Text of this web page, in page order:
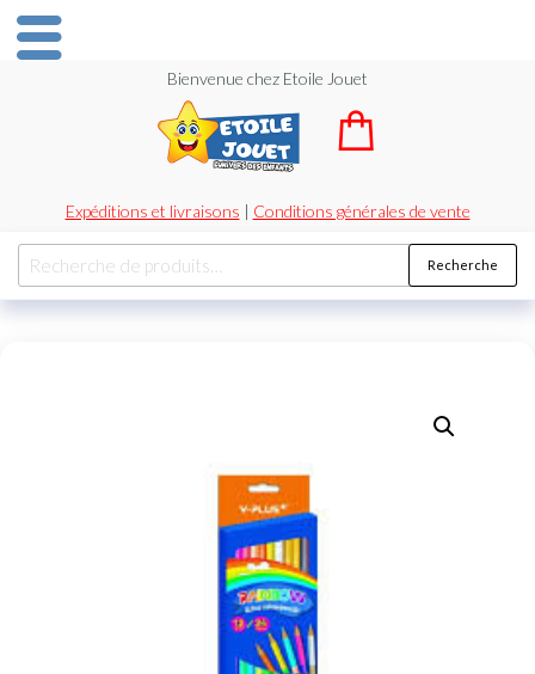
Bienvenue chez Etoile Jouet
Expéditions et livraisons | Conditions générales de vente
Recherche